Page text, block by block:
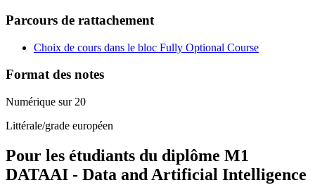
Parcours de rattachement
Choix de cours dans le bloc Fully Optional Course
Format des notes
Numérique sur 20
Littérale/grade européen
Pour les étudiants du diplôme M1
DATAAI - Data and Artificial Intelligence